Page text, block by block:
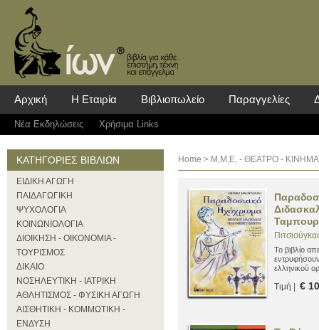
Αρχική Η Εταιρία Βιβλιοπωλείο Παραγγελίες
Νέα Eκδηλώσεις Χρήσιμα Links
ΚΑΤΗΓΟΡΙΕΣ ΒΙΒΛΙΩΝ
ΕΙΔΙΚΗ ΑΓΩΓΗ
ΠΑΙΔΑΓΩΓΙΚΗ
ΨΥΧΟΛΟΓΙΑ
ΚΟΙΝΩΝΙΟΛΟΓΙΑ
ΔΙΟΙΚΗΣΗ - ΟΙΚΟΝΟΜΙΑ -
ΤΟΥΡΙΣΜΟΣ
ΔΙΚΑΙΟ
ΝΟΣΗΛΕΥΤΙΚΗ - ΙΑΤΡΙΚΗ
ΑΘΛΗΤΙΣΜΟΣ - ΦΥΣΙΚΗ ΑΓΩΓΗ
ΑΙΣΘΗΤΙΚΗ - ΚΟΜΜΩΤΙΚΗ -
ΕΝΔΥΣΗ
Home > Μ,Μ,Ε, - ΘΕΑΤΡΟ -
Το βιβλίο
ελληνικού
Τιμή | €